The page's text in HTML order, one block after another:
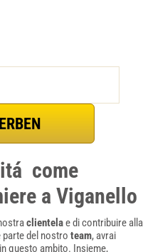
come
a Viganello
clientelae di contribuire alla
parte del nostro team, avrai
questo ambito. Insieme,